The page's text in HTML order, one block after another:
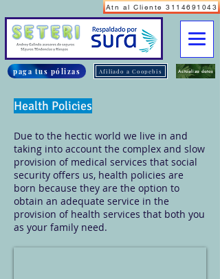
Actualiza datos
paga tus pólizas
Atn al Cliente 3114691043
Afiliado a Coopebis
Health Policies
Due to the hectic world we live in and
taking into account the complex and slow
provision of medical services that social
security offers us, health policies are
born because they are the option to
obtain an adequate service in the
provision of health services that both you
as your family need.